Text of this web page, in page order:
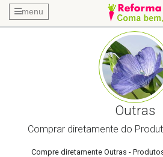
menu
Outras
Comprar diretamente do
Compre diretamente Outras -